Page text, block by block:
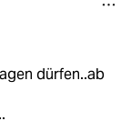
dürfen..ab